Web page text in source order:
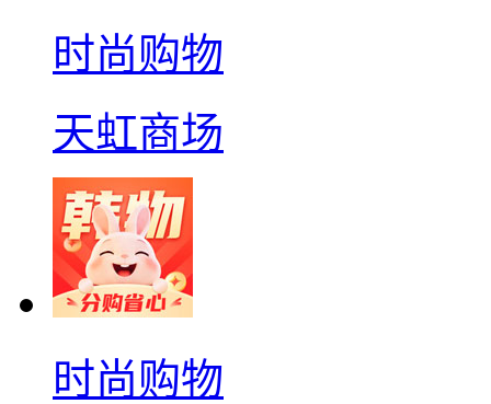
时尚购物
天虹商场
时尚购物